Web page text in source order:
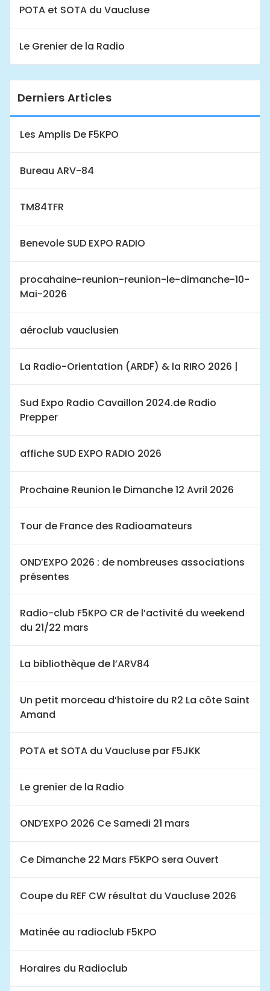
POTA et SOTA du Vaucluse
Le Grenier de la Radio
Derniers Articles
Les Amplis De F5KPO
Bureau ARV-84
TM84TFR
Benevole SUD EXPO RADIO
procahaine-reunion-reunion-le-dimanche-10-
Mai-2026
aéroclub vauclusien
La Radio-Orientation (ARDF) & la RIRO 2026 |
Sud Expo Radio Cavaillon 2024.de Radio
Prepper
affiche SUD EXPO RADIO 2026
Prochaine Reunion le Dimanche 12 Avril 2026
Tour de France des Radioamateurs
OND’EXPO 2026 : de nombreuses associations
présentes
Radio-club F5KPO CR de l’activité du weekend
du 21/22 mars
La bibliothèque de l’ARV84
Un petit morceau d’histoire du R2 La côte Saint
Amand
POTA et SOTA du Vaucluse par F5JKK
Le grenier de la Radio
OND’EXPO 2026 Ce Samedi 21 mars
Ce Dimanche 22 Mars F5KPO sera Ouvert
Coupe du REF CW résultat du Vaucluse 2026
Matinée au radioclub F5KPO
Horaires du Radioclub